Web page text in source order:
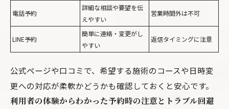
電話予約
詳細な相談や要望を伝
えやすい
営業時間外は不可
LINE予約
簡単に連絡・変更がし
やすい
返信タイミングに注意
公式ページや口コミで、希望する施術のコースや日時変
更への対応が柔軟かどうかも確認しておくと安心です。
利用者の体験からわかった予約時の注意とトラブル回避